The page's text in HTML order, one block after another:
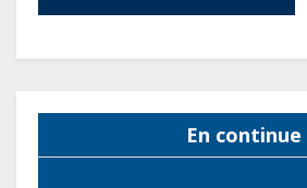
En continue
projets
Gabon : Ismaël
d’inspection des
routiers
dans la Ngounié